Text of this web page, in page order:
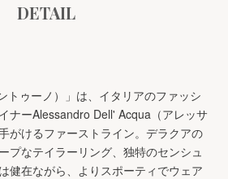
DETAIL
トゥーノ）」は、イタリアのファッシ
ナーAlessandro Dell' Acqua（アレッサ
がけるファーストライン。デラクアの
プなテイラーリング、独特のセンシュ
健在ながら、よりスポーティでウェア